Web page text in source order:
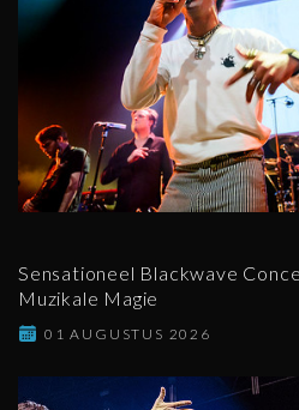
Sensationeel Blackwave
Muzikale Magie
01 AUGUSTUS 2026